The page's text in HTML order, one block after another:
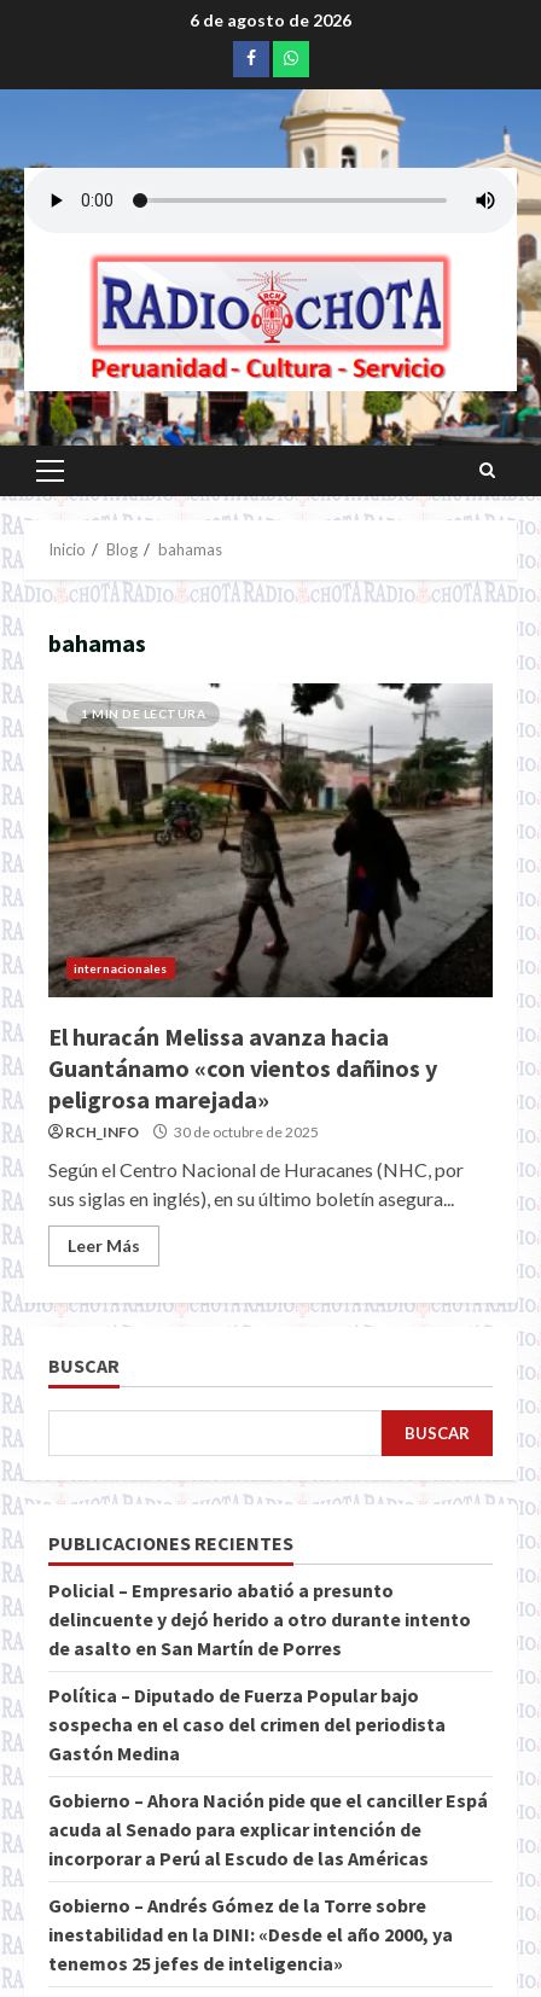
6 de agosto de 2026
Facebookwhatsapp
Menú
principal
Inicio Blog bahamas
bahamas
1 MIN DE LECTURA
internacionales
El huracán Melissa avanza hacia
Guantánamo «con vientos dañinos y
peligrosa marejada»
RCH_INFO 30 de octubre de 2025
Según el Centro Nacional de Huracanes (NHC, por
sus siglas en inglés), en su último boletín asegura...
Leer Más
BUSCAR
BUSCAR
PUBLICACIONES RECIENTES
Policial – Empresario abatió a presunto
delincuente y dejó herido a otro durante intento
de asalto en San Martín de Porres
Política – Diputado de Fuerza Popular bajo
sospecha en el caso del crimen del periodista
Gastón Medina
Gobierno – Ahora Nación pide que el canciller Espá
acuda al Senado para explicar intención de
incorporar a Perú al Escudo de las Américas
Gobierno – Andrés Gómez de la Torre sobre
inestabilidad en la DINI: «Desde el año 2000, ya
tenemos 25 jefes de inteligencia»